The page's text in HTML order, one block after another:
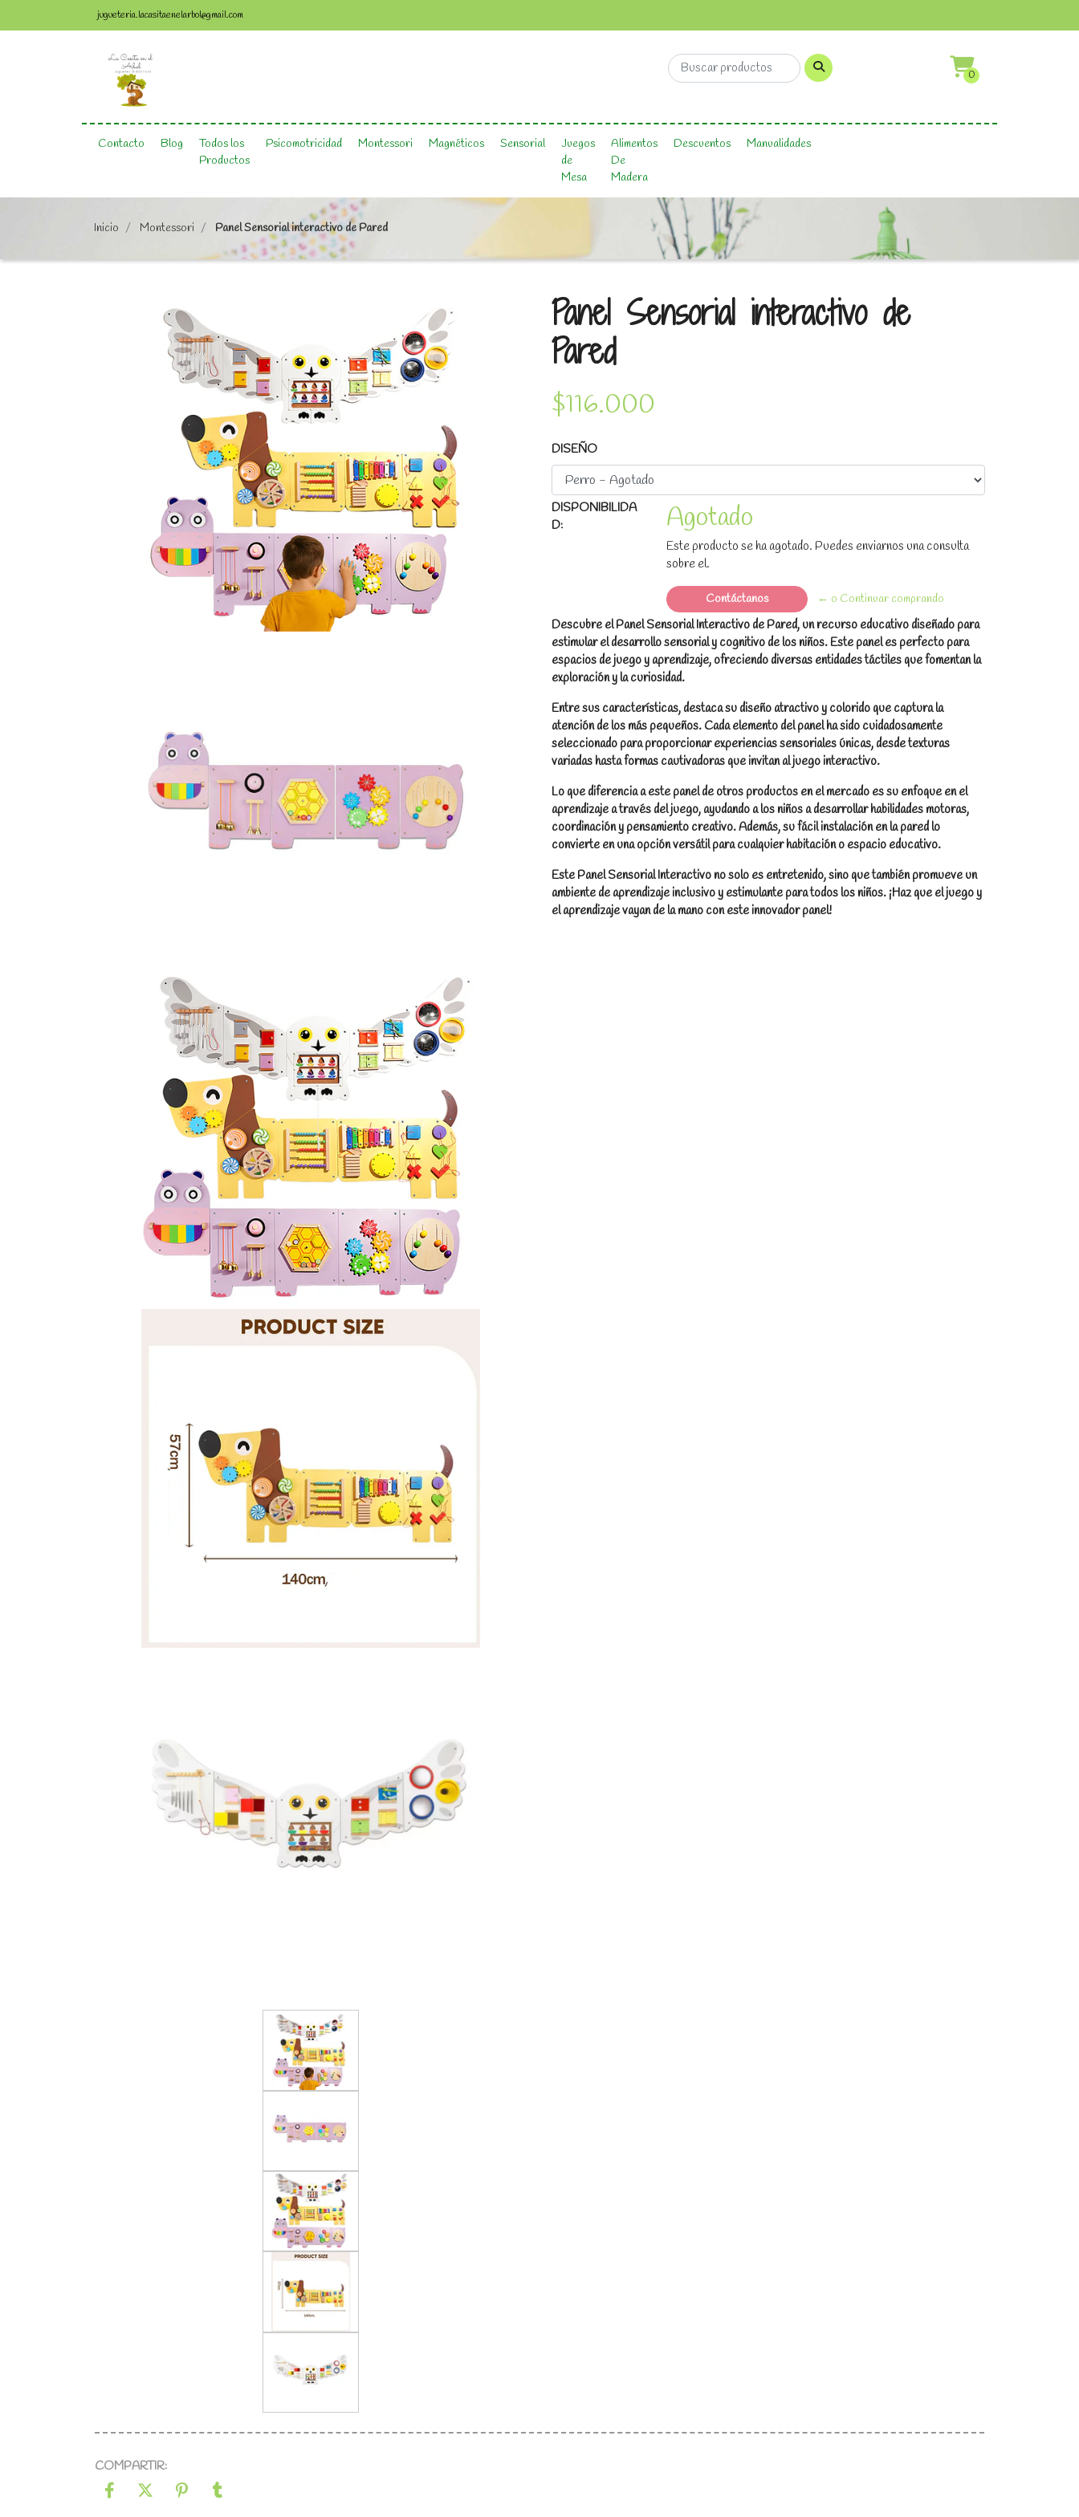
jugueteria.lacasitaenelarbol@gmail.com
0
Contacto Blog
Todos los
Productos
Psicomotricidad Montessori Magnéticos Sensorial
Juegos
de
Mesa
Alimentos
De
Madera
Descuentos Manualidades
Inicio Montessori Panel Sensorial interactivo de Pared
Panel Sensorial interactivo de
Pared
$116.000
DISEÑO
DISPONIBILIDA
D:
Agotado
Este producto se ha agotado. Puedes enviarnos una consulta
sobre el.
Contáctanos ← o Continuar comprando
Descubre el Panel Sensorial Interactivo de Pared, un recurso educativo diseñado para
estimular el desarrollo sensorial y cognitivo de los niños. Este panel es perfecto para
espacios de juego y aprendizaje, ofreciendo diversas entidades táctiles que fomentan la
exploración y la curiosidad.
Entre sus características, destaca su diseño atractivo y colorido que captura la
atención de los más pequeños. Cada elemento del panel ha sido cuidadosamente
seleccionado para proporcionar experiencias sensoriales únicas, desde texturas
variadas hasta formas cautivadoras que invitan al juego interactivo.
Lo que diferencia a este panel de otros productos en el mercado es su enfoque en el
aprendizaje a través del juego, ayudando a los niños a desarrollar habilidades motoras,
coordinación y pensamiento creativo. Además, su fácil instalación en la pared lo
convierte en una opción versátil para cualquier habitación o espacio educativo.
Este Panel Sensorial Interactivo no solo es entretenido, sino que también promueve un
ambiente de aprendizaje inclusivo y estimulante para todos los niños. ¡Haz que el juego y
el aprendizaje vayan de la mano con este innovador panel!
COMPARTIR: